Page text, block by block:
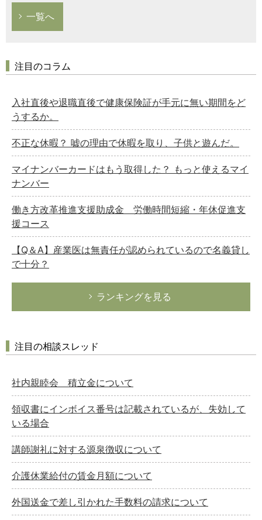
一覧へ
注目のコラム
入社直後や退職直後で健康保険証が手元に無い期間をど
うするか。
不正な休暇？ 嘘の理由で休暇を取り、子供と遊んだ。
マイナンバーカードはもう取得した？ もっと使えるマイ
ナンバー
働き方改革推進支援助成金 労働時間短縮・年休促進支
援コース
【Q＆A】産業医は無責任が認められているので名義貸し
で十分？
ランキングを見る
注目の相談スレッド
社内親睦会 積立金について
領収書にインボイス番号は記載されているが、失効して
いる場合
講師謝礼に対する源泉徴収について
介護休業給付の賃金月額について
外国送金で差し引かれた手数料の請求について